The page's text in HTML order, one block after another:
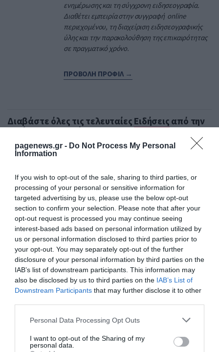
pagenews.gr - Do Not Process My Personal
Information
If you wish to opt-out of the sale, sharing to third parties, or
processing of your personal or sensitive information for
targeted advertising by us, please use the below opt-out
section to confirm your selection. Please note that after your
opt-out request is processed you may continue seeing
interest-based ads based on personal information utilized by
us or personal information disclosed to third parties prior to
your opt-out. You may separately opt-out of the further
disclosure of your personal information by third parties on the
IAB’s list of downstream participants. This information may
also be disclosed by us to third parties on the IAB’s List of
Downstream Participants that may further disclose it to other
Please note that this website/app uses one or more Google
not limited to your visit or usage behaviour. You may click to
grant or deny consent to Google and its third-party tags to
Personal Data Processing Opt Outs
I want to opt-out of the Sharing of my
personal data.
ενημέρωσης και τη σύγχρονη ειδησεογραφία.
Διαθέτει εμπειρία στην συγγραφή online
περιεχομένου, τη διαχείριση ειδησεογραφικής
ύλης και την παρακολούθηση της επικαιρότητας
σε πραγματικό χρόνο.
ΠΡΟΒΟΛΗ ΠΡΟΦΙΛ →
Διαβάστε όλες τις τελευταίες Ειδήσεις από την
Ελλάδα και τον Κόσμο
ΔΕΙΤΕ ΠΡΩΤΟΙ ΟΛΑ ΤΑ ΝΕΑ ΤΟΥ PAGENEWS ΣΤΟ
GOOGLE NEWS
Σχετικά άρθρα:
➤ Βρυξέλλες–Άγκυρα: Το νέο ευρωπαϊκό χαρτί στο
Κυπριακό – Η ΕΕ ενεργοποιεί πίεση μέσω των
ευρωτουρκικών
➤ «Θερμαίνει» ξανά την Ανατολική Μεσόγειο η
Άγκυρα–Τουρκικά ΜΜΕ βλέπουν σύγκρουση για την
κυπριακή ΑΟΖ
➤ Η Άγκυρα υψώνει νέο τείχος στο Κυπριακό–Ο Φιντάν
αποστολή Γκουτέρες